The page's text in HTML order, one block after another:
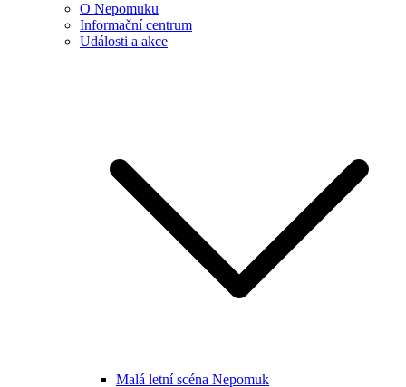
O Nepomuku
Informační centrum
Události a akce
Malá letní scéna Nepomuk